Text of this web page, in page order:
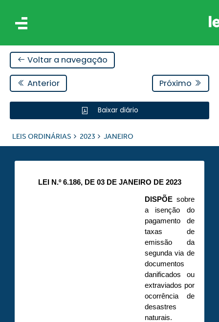
Voltar a navegação
Anterior Próximo
Baixar diário
LEIS ORDINÁRIAS 2023 JANEIRO
LEI N.º 6.186, DE 03 DE JANEIRO DE 2023
DISPÕE sobre
a isenção do
pagamento de
taxas de
emissão da
segunda via de
documentos
danificados ou
extraviados por
ocorrência de
desastres
naturais.